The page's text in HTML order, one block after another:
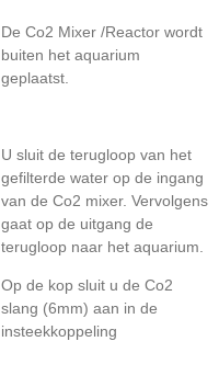
De Co2 Mixer /Reactor wordt
buiten het aquarium
geplaatst.
U sluit de terugloop van het
gefilterde water op de ingang
van de Co2 mixer. Vervolgens
gaat op de uitgang de
terugloop naar het aquarium.
Op de kop sluit u de Co2
slang (6mm) aan in de
insteekkoppeling